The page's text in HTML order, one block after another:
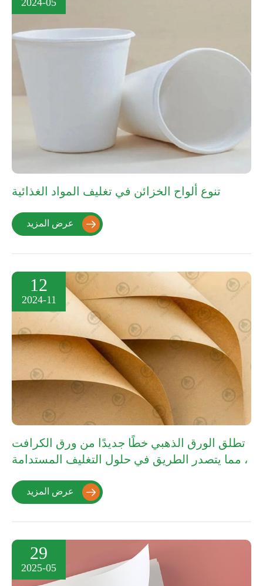
2024-05
تنوع ألواح الخزائن في تغليف المواد الغذائية

12
2024-11
تطلق الورق الذهبي خطًا جديدًا من ورق الكرافت
، مما يتصدر الطريق في حلول التغليف المستدامة

29
2025-05